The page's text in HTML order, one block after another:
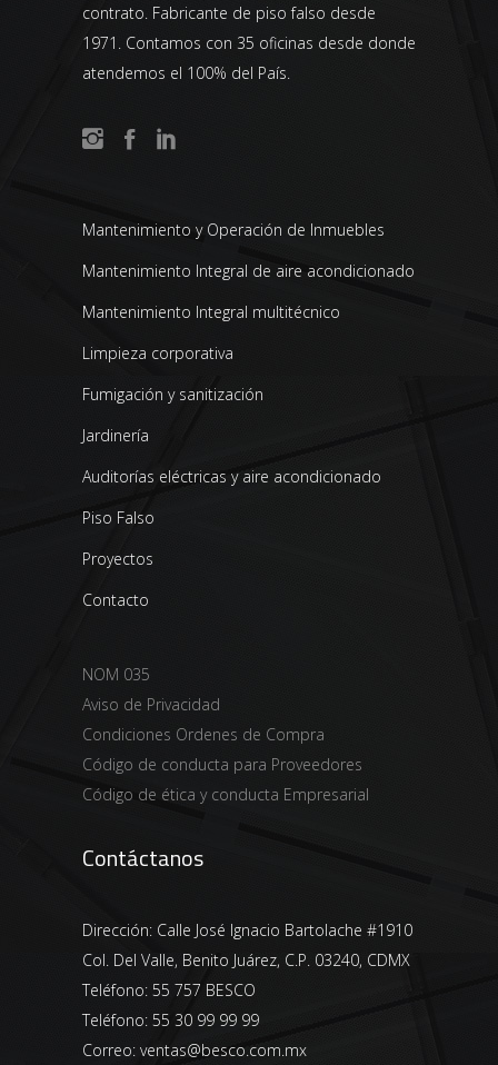
contrato. Fabricante de piso falso desde
1971. Contamos con 35 oficinas desde donde
atendemos el 100% del País.
Mantenimiento y Operación de Inmuebles
Mantenimiento Integral de aire acondicionado
Mantenimiento Integral multitécnico
Limpieza corporativa
Fumigación y sanitización
Jardinería
Auditorías eléctricas y aire acondicionado
Piso Falso
Proyectos
Contacto
NOM 035
Aviso de Privacidad
Condiciones Ordenes de Compra
Código de conducta para Proveedores
Código de ética y conducta Empresarial
Contáctanos
Dirección: Calle José Ignacio Bartolache #1910
Col. Del Valle, Benito Juárez, C.P. 03240, CDMX
Teléfono: 55 757 BESCO
Teléfono: 55 30 99 99 99
Correo: ventas@besco.com.mx